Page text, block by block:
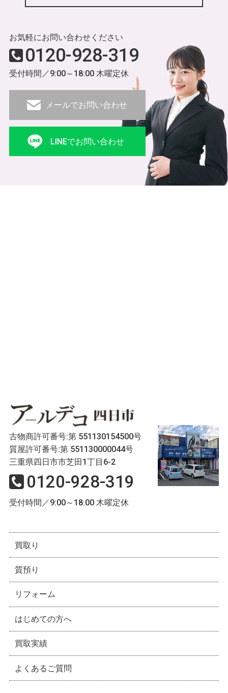
お気軽にお問い合わせください
0120-928-319
受付時間／9:00～18:00 木曜定休
メールでお問い合わせ
LINEでお問い合わせ
古物商許可番号:第 551130154500号
質屋許可番号:第 551130000044号
三重県四日市市芝田1丁目6-2
0120-928-319
受付時間／9:00～18:00 木曜定休
買取り
質預り
リフォーム
はじめての方へ
買取実績
よくあるご質問